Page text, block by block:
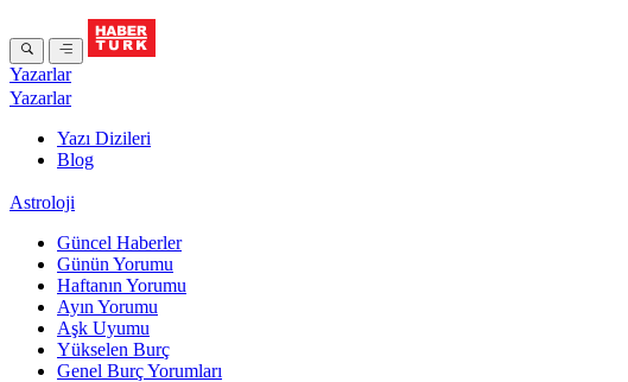
Yazarlar
Yazarlar
Yazı Dizileri
Blog
Astroloji
Güncel Haberler
Günün Yorumu
Haftanın Yorumu
Ayın Yorumu
Aşk Uyumu
Yükselen Burç
Genel Burç Yorumları